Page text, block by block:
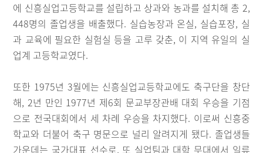
에 신흥실업고등학교를 설립하고 상과와 농과를 설치해 총 2,
448명의 졸업생을 배출했다. 실습농장과 온실, 실습포장, 실
과 교육에 필요한 실험실 등을 고루 갖춘, 이 지역 유일의 실
업계 고등학교였다.
또한 1975년 3월에는 신흥실업교등학교에도 축구단을 창단
해, 2년 만인 1977년 제6회 문교부장관배 대회 우승을 기점
으로 전국대회에서 세 차례 우승을 차지했다. 이로써 신흥중
학교와 더불어 축구 명문으로 널리 알려지게 됐다. 졸업생들
가운데는 국가대표 선수로, 또 실업팀과 대학 무대에서 일류